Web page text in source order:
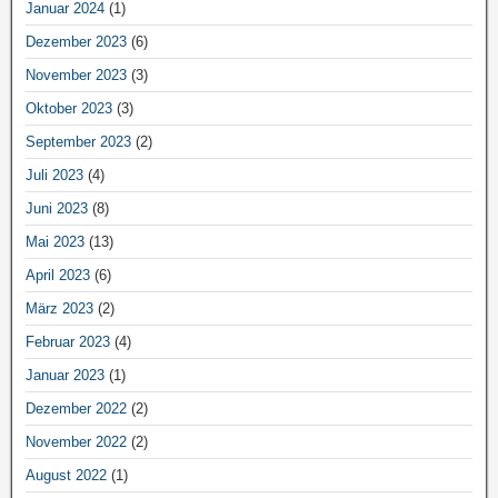
Januar 2024 (1)
Dezember 2023 (6)
November 2023 (3)
Oktober 2023 (3)
September 2023 (2)
Juli 2023 (4)
Juni 2023 (8)
Mai 2023 (13)
April 2023 (6)
März 2023 (2)
Februar 2023 (4)
Januar 2023 (1)
Dezember 2022 (2)
November 2022 (2)
August 2022 (1)